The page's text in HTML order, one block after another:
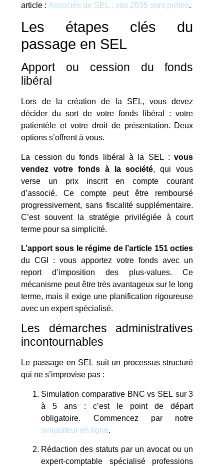
article :Associés de SEL : vos 2035 sont prêtes.
Les étapes clés du
passage en SEL
Apport ou cession du fonds
libéral
Lors de la création de la SEL, vous devez
décider du sort de votre fonds libéral : votre
patientèle et votre droit de présentation. Deux
options s’offrent à vous.
La cession du fonds libéral à la SEL :vous
vendez votre fonds à la société, qui vous
verse un prix inscrit en compte courant
d’associé. Ce compte peut être remboursé
progressivement, sans fiscalité supplémentaire.
C’est souvent la stratégie privilégiée à court
terme pour sa simplicité.
L’apport sous le régime de l’article 151 octies
du CGI : vous apportez votre fonds avec un
report d’imposition des plus-values. Ce
mécanisme peut être très avantageux sur le long
terme, mais il exige une planification rigoureuse
avec un expert spécialisé.
Les démarches administratives
incontournables
Le passage en SEL suit un processus structuré
qui ne s’improvise pas :
Simulation comparative BNC vs SEL sur 3
à 5 ans : c’est le point de départ
obligatoire. Commencez par notre
simulateur en ligne.
Rédaction des statuts par un avocat ou un
expert-comptable spécialisé professions